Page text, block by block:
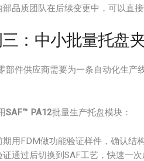
部品质团队在后续变更中，可以直
：中小批量托盘
部件供应商需要为一条自动化生产
SAF™ PA12批量生产托盘模块：
期用FDM做功能验证样件，确认结
证通过后切换到SAF工艺，快速一次